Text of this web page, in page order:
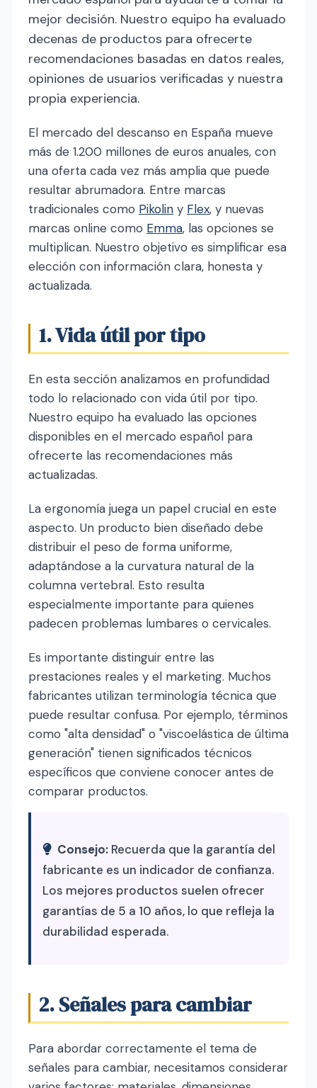
mejor decisión. Nuestro equipo ha evaluado
decenas de productos para ofrecerte
recomendaciones basadas en datos reales,
opiniones de usuarios verificadas y nuestra
propia experiencia.
El mercado del descanso en España mueve
más de 1.200 millones de euros anuales, con
una oferta cada vez más amplia que puede
resultar abrumadora. Entre marcas
tradicionales como Pikolin y Flex, y nuevas
marcas online como Emma, las opciones se
multiplican. Nuestro objetivo es simplificar esa
elección con información clara, honesta y
actualizada.
1. Vida útil por tipo
En esta sección analizamos en profundidad
todo lo relacionado con vida útil por tipo.
Nuestro equipo ha evaluado las opciones
disponibles en el mercado español para
ofrecerte las recomendaciones más
actualizadas.
La ergonomía juega un papel crucial en este
aspecto. Un producto bien diseñado debe
distribuir el peso de forma uniforme,
adaptándose a la curvatura natural de la
columna vertebral. Esto resulta
especialmente importante para quienes
padecen problemas lumbares o cervicales.
Es importante distinguir entre las
prestaciones reales y el marketing. Muchos
fabricantes utilizan terminología técnica que
puede resultar confusa. Por ejemplo, términos
como "alta densidad" o "viscoelástica de última
generación" tienen significados técnicos
específicos que conviene conocer antes de
comparar productos.
Consejo: Recuerda que la garantía del
fabricante es un indicador de confianza.
Los mejores productos suelen ofrecer
garantías de 5 a 10 años, lo que refleja la
durabilidad esperada.
2. Señales para cambiar
Para abordar correctamente el tema de
señales para cambiar, necesitamos considerar